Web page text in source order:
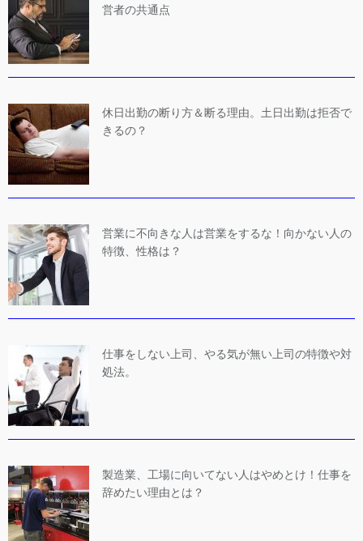
営者の共通点
休日出勤の断り方＆断る理由。土日出勤は拒否で
きるの？
営業に不向きな人は営業をするな！向かない人の
特徴、性格は？
仕事をしない上司、やる気が無い上司の特徴や対
処法。
製造業、工場に向いてない人はやめとけ！仕事を
辞めたい理由とは？